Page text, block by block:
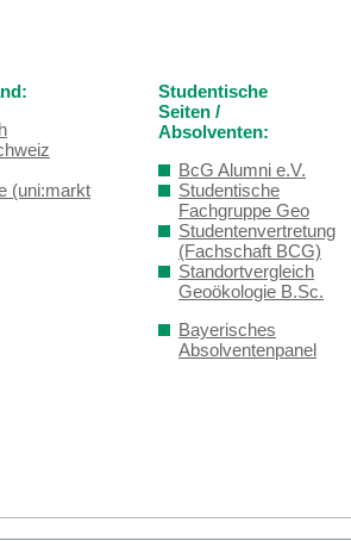
(uni:markt
Studentische
Seiten /
Absolventen:
BcG Alumni e.V.
Studentische
Fachgruppe Geo
Studentenvertretung
(Fachschaft BCG)
Standortvergleich
Geoökologie B.Sc.
Bayerisches
Absolventenpanel